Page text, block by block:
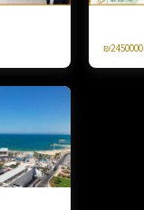
₪2450000